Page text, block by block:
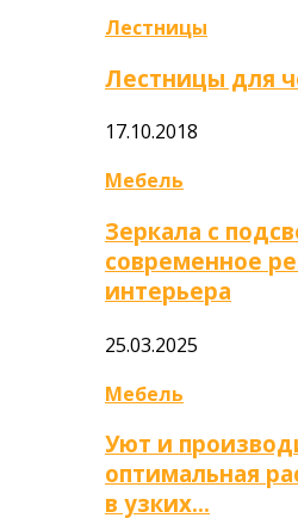
Лестницы
Лестницы для
17.10.2018
Мебель
Зеркала с
современное
интерьера
25.03.2025
Мебель
Уют и
оптимальная
в узких…